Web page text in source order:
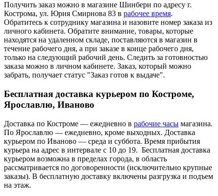
Получить заказ можно в магазине Шинбери по адресу г.
Кострома, ул. Юрия Смирнова 83 в рабочее время.
Обратитесь к сотруднику магазина и назовите номер заказа из
личного кабинета. Обратите внимание, товары, которые
находятся на удаленном складе, поставляются в магазин в
течение рабочего дня, а при заказе в конце рабочего дня,
только на следующий рабочий день. Следить за готовностью
заказа можно в личном кабинете. Заказ, который можно
забрать, получает статус "Заказ готов к выдаче".
Бесплатная доставка курьером по Костроме,
Ярославлю, Иваново
Доставка по Костроме — ежедневно в рабочие часы магазина.
По Ярославлю — ежедневно, кроме выходных. Доставка
курьером по Иваново — среда и суббота. Время прибытия
курьера на адрес в интервале с 10 до 19. Бесплатная доставка
курьером возможна в пределах города, в область
рассматривается по договоренности (исключительно крупные
заказы). В бесплатную доставку включены разгрузка и подъем
на этаж.